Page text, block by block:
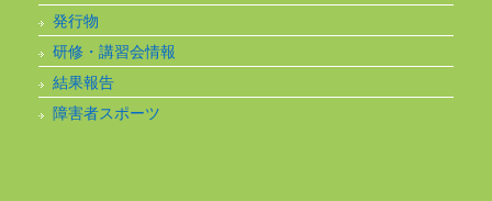
発行物
研修・講習会情報
結果報告
障害者スポーツ